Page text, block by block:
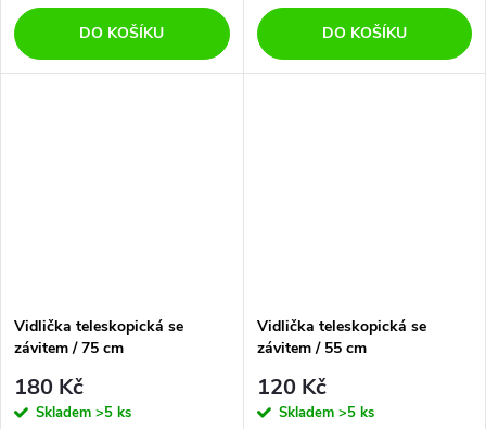
DO KOŠÍKU DO KOŠÍKU
Vidlička teleskopická se
závitem / 75 cm
180 Kč
Skladem >5 ks
Vidlička teleskopická se
závitem / 55 cm
120 Kč
Skladem >5 ks